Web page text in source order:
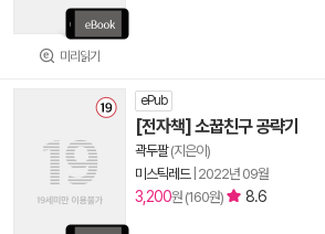
미리읽기
ePub
[전자책] 소꿉친구 공략기
곽두팔(지은이)
미스틱레드| 2022년 09월
3,200원 (160원) 8.6